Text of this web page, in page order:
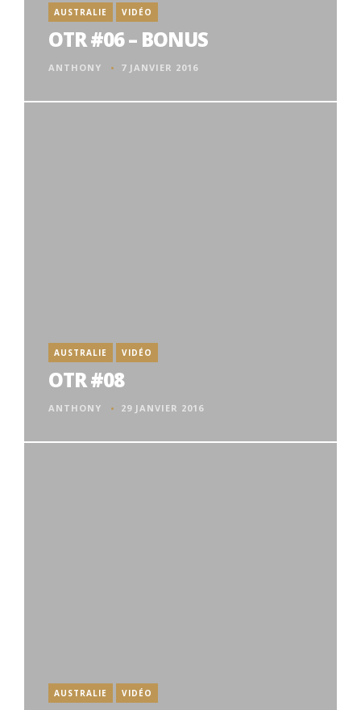
AUSTRALIE VIDÉO
OTR #06 – BONUS
ANTHONY 7 JANVIER 2016
AUSTRALIE VIDÉO
OTR #08
ANTHONY 29 JANVIER 2016
AUSTRALIE VIDÉO